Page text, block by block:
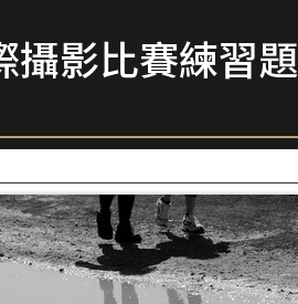
攝影比賽練習題